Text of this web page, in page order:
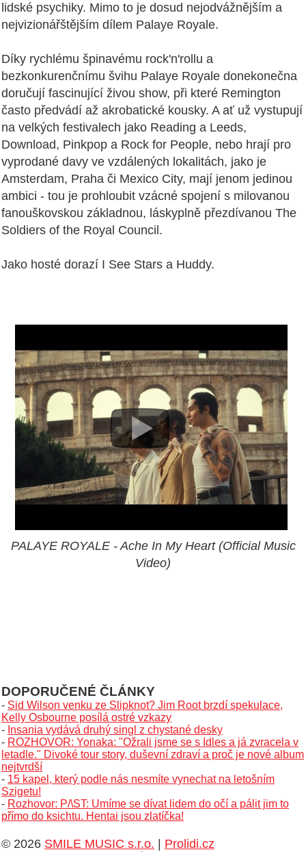
lidské psychiky. Mimo to je dosud nejodvážnějším a
nejvizionářštějším dílem Palaye Royale.
Díky rychlému špinavému rock'n'rollu a
bezkonkurenčnímu švihu Palaye Royale donekonečna
doručují fascinující živou show, při které Remington
často předvádí až akrobatické kousky. A ať už vystupují
na velkých festivalech jako Reading a Leeds,
Download, Pinkpop a Rock for People, nebo hrají pro
vyprodané davy ve vzdálených lokalitách, jako je
Amsterdam, Praha či Mexico City, mají jenom jedinou
ambici - tou je prohloubit vzácné spojení s milovanou
fanouškovskou základnou, láskyplně přezdívanou The
Soldiers of the Royal Council.
Jako hosté dorazí I See Stars a Huddy.
PALAYE ROYALE - Ache In My Heart (Official Music
Video)
DOPORUČENÉ ČLÁNKY
- Sid Wilson venku ze Slipknot? Jim Root brzdí spekulace,
Kelly Osbourne posílá ostré vzkazy
- Insania vydává druhý singl z chystané desky
- ROZHOVOR: Yonaka: "Ožrali jsme se s Idles a já zvracela v
letadle." Divoké tour story, duševní zdraví a proč je nové album
nejtvrdší
- 15 kapel, který podle nás nesmíte vynechat na letošním
Szigetu!
- Rozhovor: P/\ST: Umíme se dívat lidem do očí a pálit jim to
přímo do ksichtu. Hentai jsou zlatíčka!
© 2026 SMILE MUSIC s.r.o. Prolidi.cz